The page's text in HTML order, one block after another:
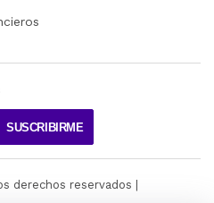
SUSCRIBIRME
derechos reservados |